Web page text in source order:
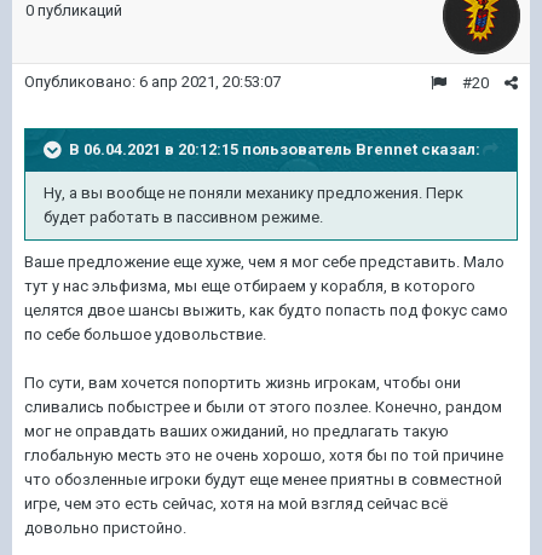
0 публикаций
#20
Опубликовано: 6 апр 2021, 20:53:07
В 06.04.2021 в 20:12:15 пользователь Brennet сказал:
Ну, а вы вообще не поняли механику предложения. Перк
будет работать в пассивном режиме.
Ваше предложение еще хуже, чем я мог себе представить. Мало
тут у нас эльфизма, мы еще отбираем у корабля, в которого
целятся двое шансы выжить, как будто попасть под фокус само
по себе большое удовольствие.
По сути, вам хочется попортить жизнь игрокам, чтобы они
сливались побыстрее и были от этого позлее. Конечно, рандом
мог не оправдать ваших ожиданий, но предлагать такую
глобальную месть это не очень хорошо, хотя бы по той причине
что обозленные игроки будут еще менее приятны в совместной
игре, чем это есть сейчас, хотя на мой взгляд сейчас всё
довольно пристойно.